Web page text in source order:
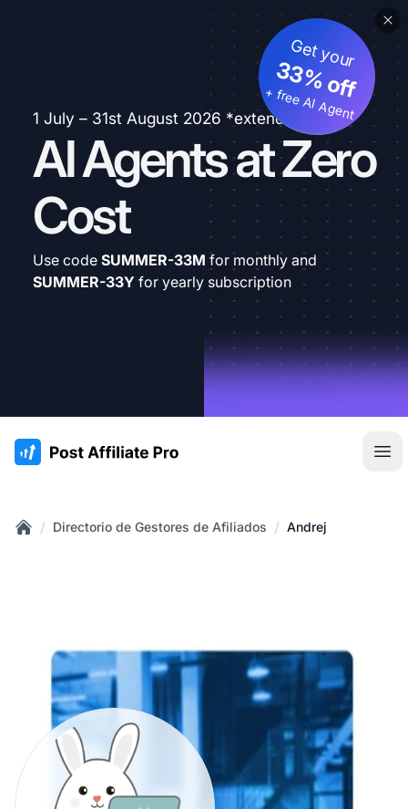
1 July – 31st August 2026 *extended
AI Agents at Zero
Cost
Get your
33% off
+ free AI Agent
Use code SUMMER-33M for monthly and
SUMMER-33Y for yearly subscription
:site.title
/ Directorio de Gestores de Afiliados / Andrej